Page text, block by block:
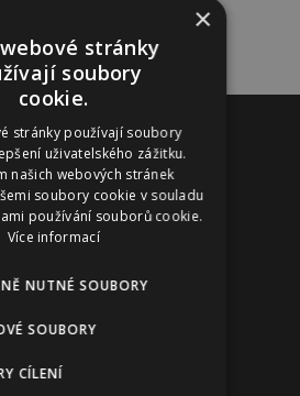
×
stránky
soubory
cookie.
stránky používají soubory
uživatelského zážitku.
našich webových stránek
soubory cookie v souladu
používání souborů cookie.
Více informací
NUTNÉ SOUBORY
SOUBORY
CÍLENÍ